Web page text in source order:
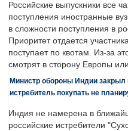
Российские выпускники все
поступления иностранные
в сложности поступления в
Приоритет отдается
поступает по квотам. Из-за
смотрят в сторону Европы
Министр обороны Индии закрыл
истребитель покупать не
Индия не намерена в
российские истребители